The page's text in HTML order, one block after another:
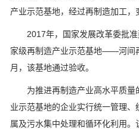
产业示范基地，经过再制造加工，
2017年，国家发展改革委批准
家级再制造产业示范基地——河间
月，该基地通过验收。
为推进再制造产业高水平质量
业示范基地的企业实行统一管理
属及污水集中处理和循环化利用